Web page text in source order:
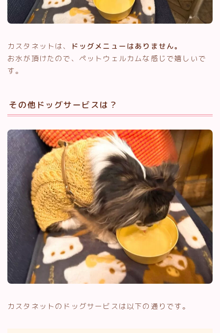
カスタネットは、
ドッグメニューはありません。
お水が頂けたので、ペットウェルカムな感じで嬉しいで
す。
その他ドッグサービスは？
カスタネットのドッグサービスは以下の通りです。